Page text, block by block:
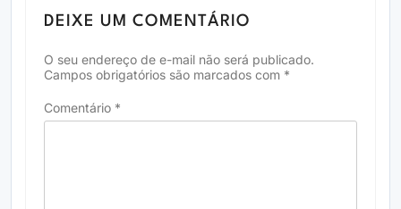
DEIXE UM COMENTÁRIO
O seu endereço de e-mail não será publicado.
Campos obrigatórios são marcados com *
Comentário *